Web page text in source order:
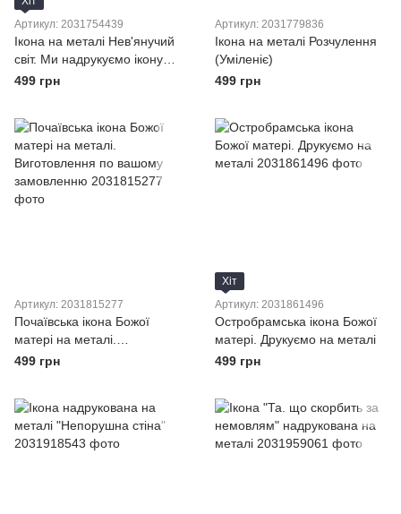
Артикул: 2031754439
Ікона на металі Нев'янучий
світ. Ми надрукуємо ікону
тільки для Вас
499 грн
Артикул: 2031779836
Ікона на металі Розчулення
(Уміленіє)
499 грн
Артикул: 2031815277
Почаївська ікона Божої
матері на металі.
Виготовлення по вашому
499 грн
Хіт
Артикул: 2031861496
Остробрамська ікона Божої
матері. Друкуємо на металі
499 грн